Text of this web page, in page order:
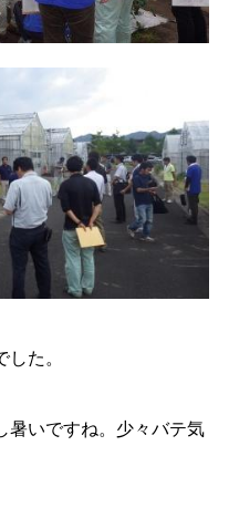
た。
暑いですね。少々バテ気